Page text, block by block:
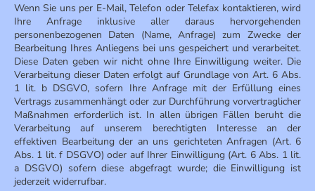
Wenn Sie uns per E-Mail, Telefon oder Telefax kontaktieren, wird
Ihre Anfrage inklusive aller daraus hervorgehenden
personenbezogenen Daten (Name, Anfrage) zum Zwecke der
Bearbeitung Ihres Anliegens bei uns gespeichert und verarbeitet.
Diese Daten geben wir nicht ohne Ihre Einwilligung weiter. Die
Verarbeitung dieser Daten erfolgt auf Grundlage von Art. 6 Abs.
1 lit. b DSGVO, sofern Ihre Anfrage mit der Erfüllung eines
Vertrags zusammenhängt oder zur Durchführung vorvertraglicher
Maßnahmen erforderlich ist. In allen übrigen Fällen beruht die
Verarbeitung auf unserem berechtigten Interesse an der
effektiven Bearbeitung der an uns gerichteten Anfragen (Art. 6
Abs. 1 lit. f DSGVO) oder auf Ihrer Einwilligung (Art. 6 Abs. 1 lit.
a DSGVO) sofern diese abgefragt wurde; die Einwilligung ist
jederzeit widerrufbar.